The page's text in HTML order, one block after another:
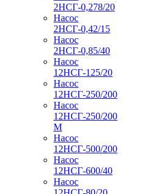
2НСГ-0,278/20
Насос
2НСГ-0,42/15
Насос
2НСГ-0,85/40
Насос
12НСГ-125/20
Насос
12НСГ-250/200
Насос
12НСГ-250/200
М
Насос
12НСГ-500/200
Насос
12НСГ-600/40
Насос